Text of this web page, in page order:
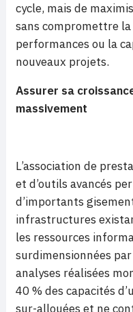
cycle, mais de
sans compromettre
performances ou la
nouveaux projets.
Assurer sa
massivement
L’association de
et d’outils avancés
d’importants
infrastructures
les ressources
surdimensionnées
analyses réalisées
40 % des capacités
sur-allouées et ne